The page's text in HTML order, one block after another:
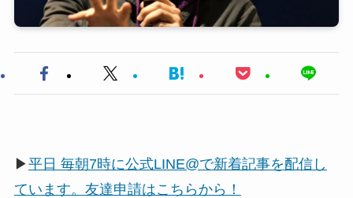
▶平日 毎朝7時に公式LINE@で新着記事を配信し
ています。友達申請はこちらから！